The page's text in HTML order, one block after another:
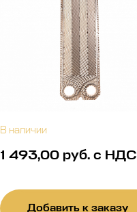
В наличии
1 493,00 руб. с НДС
Добавить к заказу